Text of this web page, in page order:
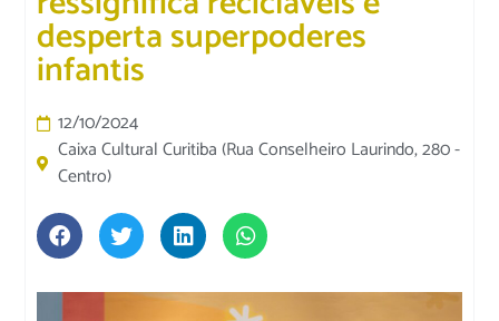
desperta superpoderes
infantis
12/10/2024
Caixa Cultural Curitiba (Rua Conselheiro Laurindo, 280 -
Centro)